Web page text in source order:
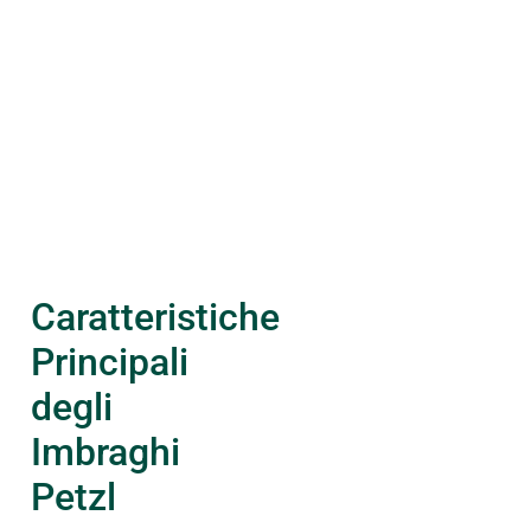
Caratteristiche
Principali
degli
Imbraghi
Petzl